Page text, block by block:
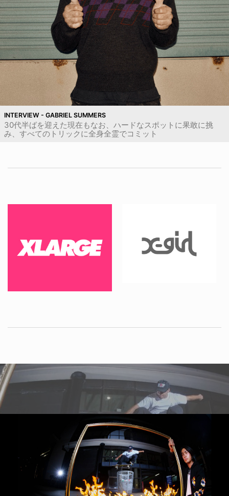
INTERVIEW - GABRIEL SUMMERS
30代半ばを迎えた現在もなお、ハードなスポットに果敢に挑
み、すべてのトリックに全身全霊でコミット